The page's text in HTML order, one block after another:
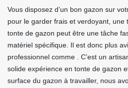
Vous disposez d’un bon gazon sur
pour le garder frais et verdoyant, une
tonte de gazon peut être une tâche
matériel spécifique. Il est donc plus
professionnel comme . C’est un
solide expérience en tonte de gazon
surface du gazon à travailler, nous